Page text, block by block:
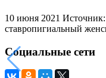
10 июня 2021
ставропигиальный
Социальные сети